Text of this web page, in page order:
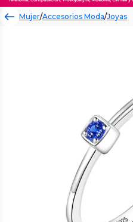
Mujer/Accesorios Moda/Joyas